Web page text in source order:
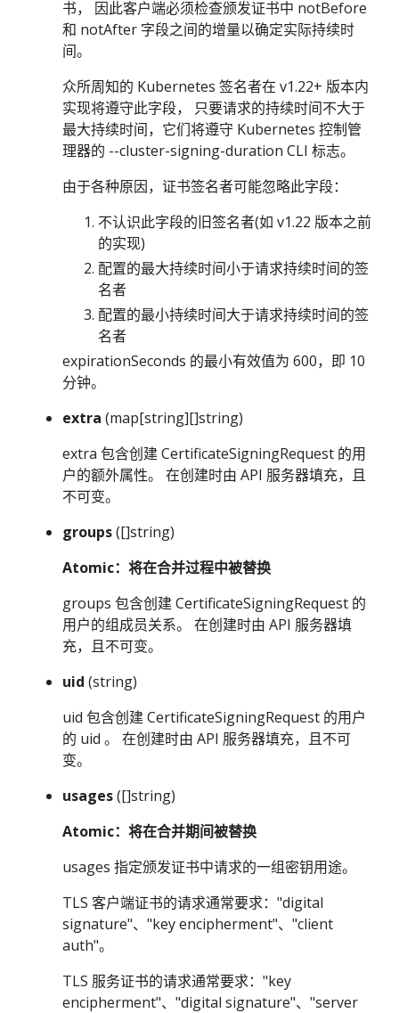
书， 因此客户端必须检查颁发证书中 notBefore
和 notAfter 字段之间的增量以确定实际持续时
间。
众所周知的 Kubernetes 签名者在 v1.22+ 版本内
实现将遵守此字段， 只要请求的持续时间不大于
最大持续时间，它们将遵守 Kubernetes 控制管
理器的 --cluster-signing-duration CLI 标志。
由于各种原因，证书签名者可能忽略此字段：
不认识此字段的旧签名者(如 v1.22 版本之前
的实现)
配置的最大持续时间小于请求持续时间的签
名者
配置的最小持续时间大于请求持续时间的签
名者
expirationSeconds 的最小有效值为 600，即 10
分钟。
extra (map[string][]string)
extra 包含创建 CertificateSigningRequest 的用
户的额外属性。 在创建时由 API 服务器填充，且
不可变。
groups([]string)
Atomic：将在合并过程中被替换
groups 包含创建 CertificateSigningRequest 的
用户的组成员关系。 在创建时由 API 服务器填
充，且不可变。
uid (string)
uid 包含创建 CertificateSigningRequest 的用户
的 uid 。 在创建时由 API 服务器填充，且不可
变。
usages([]string)
Atomic：将在合并期间被替换
usages 指定颁发证书中请求的一组密钥用途。
TLS 客户端证书的请求通常要求："digital
signature"、"key encipherment"、"client
auth"。
TLS 服务证书的请求通常要求："key
encipherment"、"digital signature"、"server